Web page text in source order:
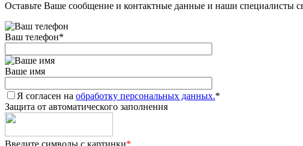
Оставьте Ваше сообщение и контактные данные и наши специалисты
Ваш телефон*
Ваше имя
Я согласен на обработку персональных данных.*
Защита от автоматического заполнения
Введите символы с картинки*